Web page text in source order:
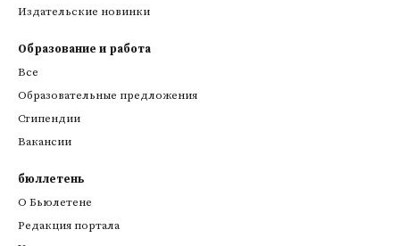
Издательские новинки
Образование и работа
Все
Образовательные предложения
Стипендии
Вакансии
бюллетень
О Бьюлетене
Редакция портала